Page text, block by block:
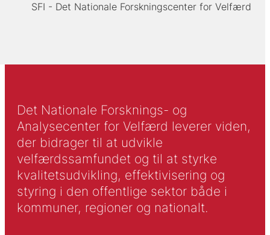
SFI - Det Nationale Forskningscenter for Velfærd
Det Nationale Forsknings- og
Analysecenter for Velfærd leverer viden,
der bidrager til at udvikle
velfærdssamfundet og til at styrke
kvalitetsudvikling, effektivisering og
styring i den offentlige sektor både i
kommuner, regioner og nationalt.